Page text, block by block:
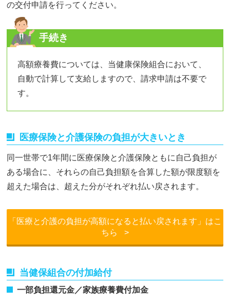
の交付申請を行ってください。
手続き
高額療養費については、当健康保険組合において、
自動で計算して支給しますので、請求申請は不要で
す。
医療保険と介護保険の負担が大きいとき
同一世帯で1年間に医療保険と介護保険ともに自己負担が
ある場合に、それらの自己負担額を合算した額が限度額を
超えた場合は、超えた分がそれぞれ払い戻されます。
「医療と介護の負担が高額になると払い戻されます」はこ
ちら
>
当健保組合の付加給付
一部負担還元金／家族療養費付加金